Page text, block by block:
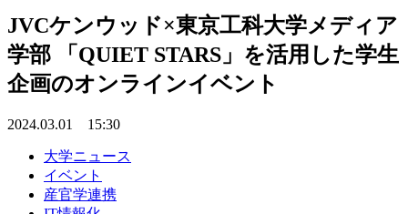
JVCケンウッド×東京工科大学メディア
学部 「QUIET STARS」を活用した学生
企画のオンラインイベント
2024.03.01 15:30
大学ニュース
イベント
産官学連携